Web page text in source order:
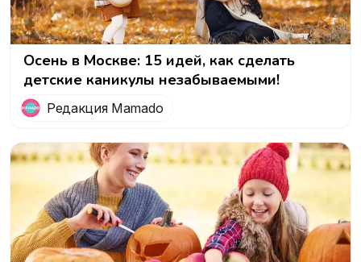
Осень в Москве: 15 идей, как сделать
детские каникулы незабываемыми!
Редакция Mamado